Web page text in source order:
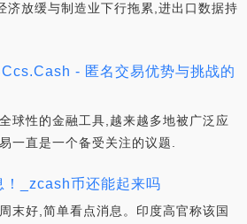
济放缓与制造业下行拖累,进出口数据持
- 匿名交易优势与挑战的
球性的金融工具,越来越多地被广泛应
一直是一个备受关注的议题.
_zcash币还能起来吗
末好,简单看点消息。印度高官称该国